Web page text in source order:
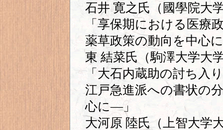
石井 寛之氏（國學院大
「享保期における医療
薬草政策の動向を中心
東 結菜氏（駒澤大学大
「大石内蔵助の討ち入
江戸急進派への書状の
心に―」
大河原 陸氏（上智大学